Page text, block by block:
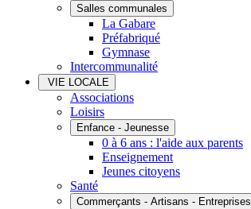
Salles communales
La Gabare
Préfabriqué
Gymnase
Intercommunalité
VIE LOCALE
Associations
Loisirs
Enfance - Jeunesse
0 à 6 ans : l'aide aux parents
Enseignement
Jeunes citoyens
Santé
Commerçants - Artisans - Entreprises